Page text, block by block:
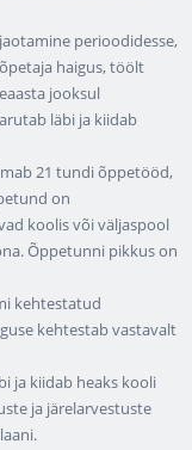
perioodidesse,
haigus, töölt
jooksul
läbi ja kiidab
21 tundi õppetööd,
on
koolis või väljaspool
Õppetunni pikkus on
kehtestatud
kehtestab vastavalt
ja kiidab heaks kooli
ja järelarvestuste